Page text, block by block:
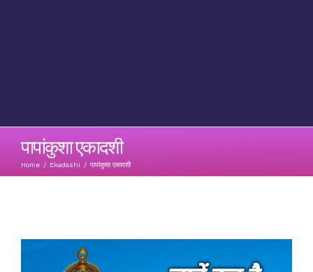
पापांकुशा एकादशी
Home / Ekadashi / पापांकुशा एकादशी